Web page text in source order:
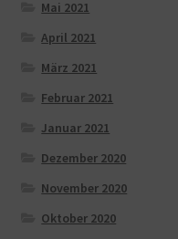
Mai 2021
April 2021
März 2021
Februar 2021
Januar 2021
Dezember 2020
November 2020
Oktober 2020